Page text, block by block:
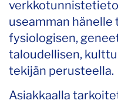
useamman
fysiologisen,
taloudellisen,
tekijän perusteella.
Asiakkaalla